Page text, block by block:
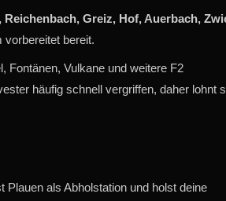
Greiz, Hof, Auerbach,
vorbereitet bereit.
Fontänen, Vulkane und weitere F2
häufig schnell vergriffen, daher lohnt
Plauen als Abholstation und holst deine